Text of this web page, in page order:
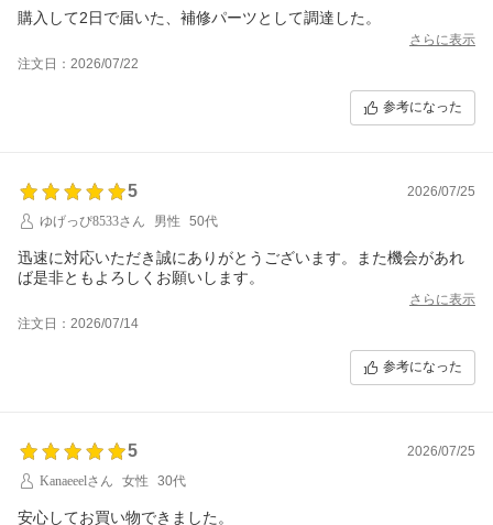
購入して2日で届いた、補修パーツとして調達した。
さらに表示
注文日：2026/07/22
参考になった
5
2026/07/25
ゆげっぴ8533さん
男性 50代
迅速に対応いただき誠にありがとうございます。また機会があれ
ば是非ともよろしくお願いします。
さらに表示
注文日：2026/07/14
参考になった
5
2026/07/25
Kanaeeelさん
女性 30代
安心してお買い物できました。